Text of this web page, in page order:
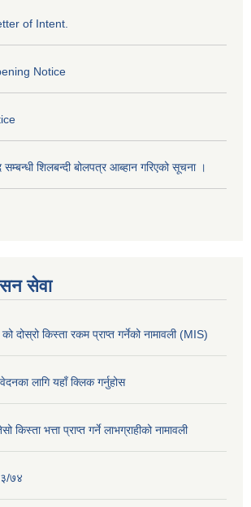
of Intent.
Notice
सम्बन्धी शिलबन्दी बोलपत्र आब्हान गरिएको सूचना ।
सेवा
दोस्रो किस्ता रकम प्राप्त गर्नेको नामावली (MIS)
लागि यहाँ क्लिक गर्नुहोस
भत्ता प्राप्त गर्ने लाभग्राहीको नामावली
७४